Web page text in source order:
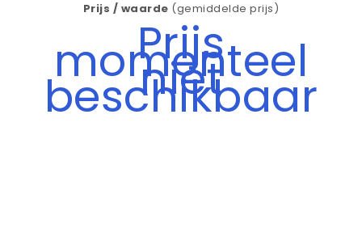
Prijs / waarde (gemiddelde prijs)
Prijs
momenteel
niet
beschikbaar